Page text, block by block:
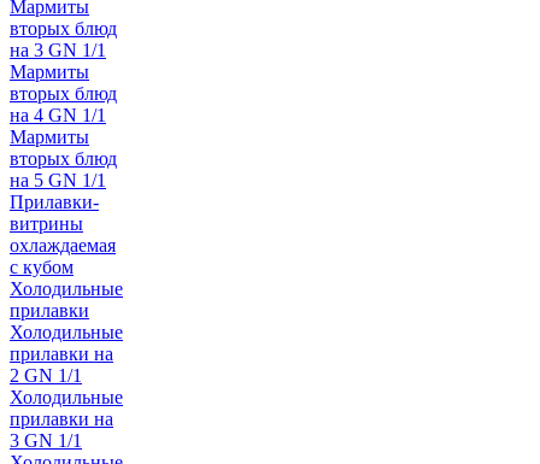
Мармиты
вторых блюд
на 3 GN 1/1
Мармиты
вторых блюд
на 4 GN 1/1
Мармиты
вторых блюд
на 5 GN 1/1
Прилавки-
витрины
охлаждаемая
с кубом
Холодильные
прилавки
Холодильные
прилавки на
2 GN 1/1
Холодильные
прилавки на
3 GN 1/1